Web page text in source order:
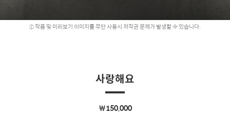
작품 및 미리보기 이미지를 무단 사용시 저작권 문제가 발생할 수 있습니다.
사랑해요
￦150,000